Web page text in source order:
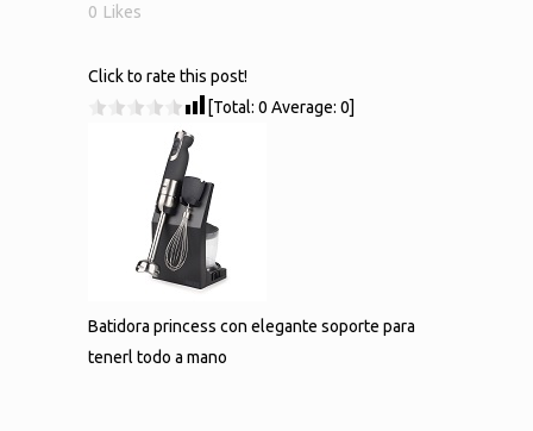
0 Likes
Click to rate this post!
[Total: 0 Average: 0]
Batidora princess con elegante soporte para
tenerl todo a mano